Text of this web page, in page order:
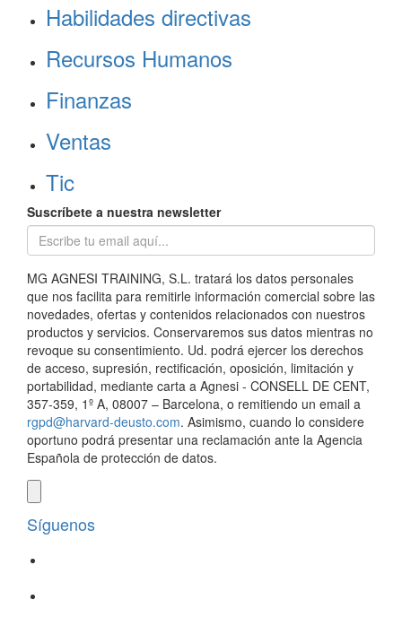
Habilidades directivas
Recursos Humanos
Finanzas
Ventas
Tic
Suscríbete a nuestra newsletter
MG AGNESI TRAINING, S.L. tratará los datos personales
que nos facilita para remitirle información comercial sobre las
novedades, ofertas y contenidos relacionados con nuestros
productos y servicios. Conservaremos sus datos mientras no
revoque su consentimiento. Ud. podrá ejercer los derechos
de acceso, supresión, rectificación, oposición, limitación y
portabilidad, mediante carta a Agnesi - CONSELL DE CENT,
357-359, 1º A, 08007 – Barcelona, o remitiendo un email a
rgpd@harvard-deusto.com. Asimismo, cuando lo considere
oportuno podrá presentar una reclamación ante la Agencia
Española de protección de datos.
Síguenos